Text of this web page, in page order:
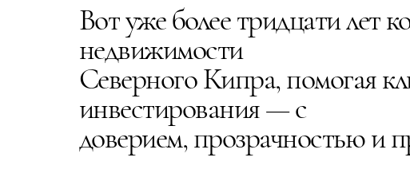
Вот уже более тридцати лет
недвижимости
Северного Кипра, помогая
инвестирования — с
доверием, прозрачностью и